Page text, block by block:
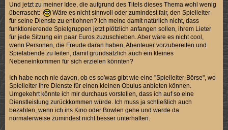
Und jetzt zu meiner Idee, die aufgrund des Titels dieses Thema wohl wenig
überrascht:
Wäre es nicht sinnvoll oder zumindest fair, den Spielleiter
für seine Dienste zu entlohnen? Ich meine damit natürlich nicht, dass
funktionierende Spielgruppen jetzt plötzlich anfangen sollen, ihrem Lieter
für jede Sitzung ein paar Euros zuzuschieben. Aber wäre es nicht cool,
wenn Personen, die Freude daran haben, Abenteuer vorzubereiten und
Spielabende zu leiten, damit grundsätzlich auch ein kleines
Nebeneinkommen für sich erzielen könnten?
Ich habe noch nie davon, ob es so'was gibt wie eine "Spielleiter-Börse", wo
Spielleiter ihre Dienste für einen kleinen Obulus anbieten können.
Umgekehrt könnte ich mir durchaus vorstellen, dass ich auf so eine
Dienstleistung zurückkommen würde. Ich muss ja schließlich auch
bezahlen, wenn ich ins Kino oder Bowlen gehe und werde da
normalerweise zumindest nicht besser unterhalten.